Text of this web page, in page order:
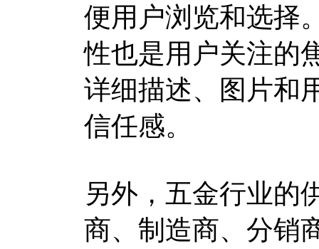
便用户浏览和选择
性也是用户关注的
详细描述、图片和
信任感。
另外，五金行业的
商、制造商、分销